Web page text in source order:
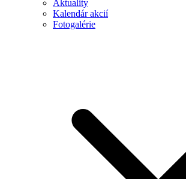
Aktuality
Kalendár akcií
Fotogalérie